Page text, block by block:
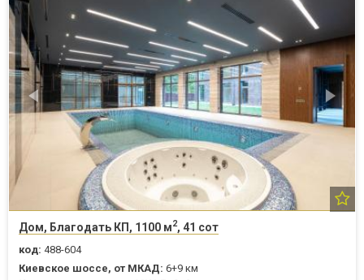
Дом, Благодать КП, 1100 м2, 41 сот
код: 488-604
Киевское шоссе, от МКАД: 6+9 км